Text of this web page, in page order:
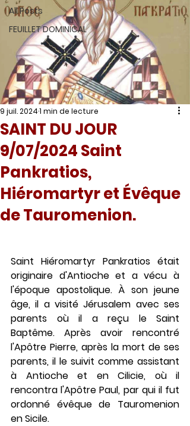
All Posts
FEUILLET DOMINICAL
SAINT DU JOUR
9/07/2024 Saint
Pankratios,
Hiéromartyr et Évêque
de Tauromenion.
9 juil. 20241 min de lecture
Saint Hiéromartyr Pankratios était
originaire d'Antioche et a vécu à
l'époque apostolique. À son jeune
âge, il a visité Jérusalem avec ses
parents où il a reçu le Saint
Baptême. Après avoir rencontré
l'Apôtre Pierre, après la mort de ses
parents, il le suivit comme assistant
à Antioche et en Cilicie, où il
rencontra l'Apôtre Paul, par qui il fut
ordonné évêque de Tauromenion
en Sicile.